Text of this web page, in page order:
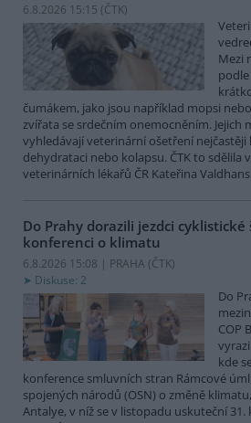
6.8.2026 15:15 (ČTK)
Mezi
čumákem, jako jsou například mopsi
zvířata se srdečním onemocněním. Jejich
vyhledávají veterinární ošetření
dehydrataci nebo kolapsu. ČTK to sdělila
veterinárních lékařů ČR Kateřina Valdhans.
Do Prahy dorazili jezdci
konferenci o klimatu
6.8.2026 15:08 | PRAHA (ČTK)
Diskuse: 2
Do
COP
kde
konference smluvních stran Rámcové
spojených národů (OSN) o změně
Antalye, v níž se v listopadu uskuteční 31.